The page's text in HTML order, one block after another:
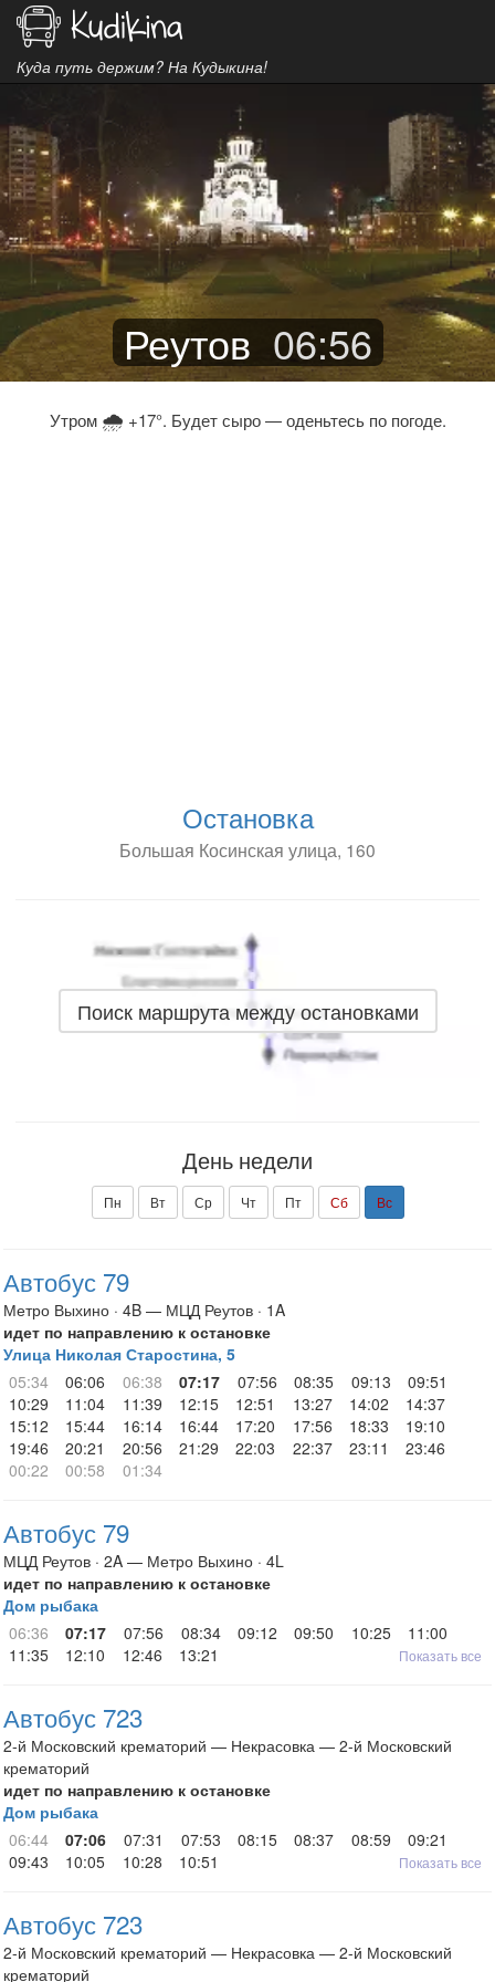
Куда путь держим? На Кудыкина!
Реутов 06:56
Утром 🌧 +17°. Будет сыро — оденьтесь по погоде.
Остановка
Большая Косинская улица, 160
Поиск маршрута между остановками
День недели
Пн Вт Ср Чт Пт Сб Вс
Автобус 79
Метро Выхино · 4B — МЦД Реутов · 1A
идет по направлению к остановке
Улица Николая Старостина, 5
05:34
06:06 06:38 07:17 07:56 08:35 09:13
09:51
10:29
11:04 11:39 12:15 12:51 13:27 14:02
14:37
15:12
15:44 16:14 16:44 17:20 17:56 18:33
19:10
19:46
20:21 20:56 21:29 22:03 22:37 23:11
23:46
00:22
00:58 01:34
Автобус 79
МЦД Реутов · 2A — Метро Выхино · 4L
идет по направлению к остановке
Дом рыбака
06:36
07:17 07:56 08:34 09:12 09:50 10:25
11:00
11:35
12:10 12:46 13:21 Показать все
Автобус 723
2-й Московский крематорий — Некрасовка — 2-й Московский
крематорий
идет по направлению к остановке
Дом рыбака
06:44
07:06 07:31 07:53 08:15 08:37 08:59
09:21
09:43
10:05 10:28 10:51 Показать все
Автобус 723
2-й Московский крематорий — Некрасовка — 2-й Московский
крематорий